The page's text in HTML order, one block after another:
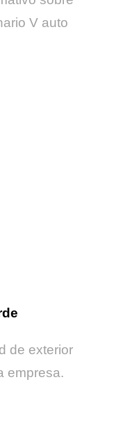
V auto
de exterior
empresa.